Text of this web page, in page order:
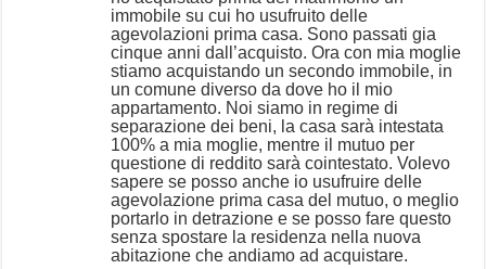
immobile su cui ho usufruito delle
agevolazioni prima casa. Sono passati gia
cinque anni dall’acquisto. Ora con mia moglie
stiamo acquistando un secondo immobile, in
un comune diverso da dove ho il mio
appartamento. Noi siamo in regime di
separazione dei beni, la casa sarà intestata
100% a mia moglie, mentre il mutuo per
questione di reddito sarà cointestato. Volevo
sapere se posso anche io usufruire delle
agevolazione prima casa del mutuo, o meglio
portarlo in detrazione e se posso fare questo
senza spostare la residenza nella nuova
abitazione che andiamo ad acquistare.